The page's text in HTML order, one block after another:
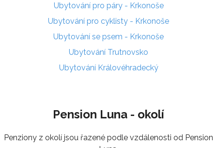
Ubytování pro páry - Krkonoše
Ubytování pro cyklisty - Krkonoše
Ubytování se psem - Krkonoše
Ubytování Trutnovsko
Ubytování Královéhradecký
Pension Luna - okolí
Penziony z okolí jsou řazené podle vzdálenosti od Pension